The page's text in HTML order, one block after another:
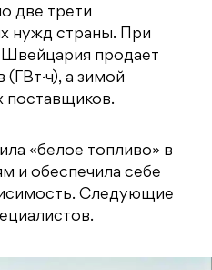
две трети
нужд страны. При
продает
(ГВт·ч), а зимой
поставщиков.
«белое топливо» в
и обеспечила себе
Следующие